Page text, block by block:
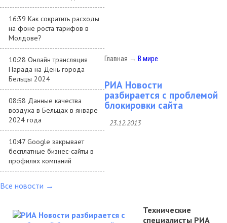
16:39 Как сократить расходы
на фоне роста тарифов в
Молдове?
10:28 Онлайн трансляция
Парада на День города
Бельцы 2024
08:58 Данные качества
воздуха в Бельцах в январе
2024 года
10:47 Google закрывает
бесплатные бизнес-сайты в
профилях компаний
Все новости →
Главная → В мире
РИА Новости
разбирается с проблемой
блокировки сайта
23.12.2013
Технические
специалисты РИА